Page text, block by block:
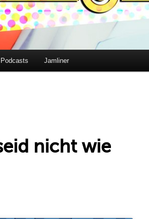
Podcasts Jamliner
nicht wie